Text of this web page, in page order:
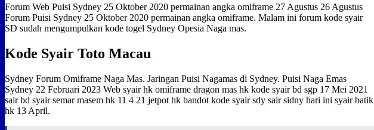
Forum Web Puisi Sydney 25 Oktober 2020 permainan angka omiframe 27 Agustus 26 Agustus
Forum Puisi Sydney 25 Oktober 2020 permainan angka omiframe. Malam ini forum kode syair
SD sudah mengumpulkan kode togel Sydney Opesia Naga mas.
Kode Syair Toto Macau
Sydney Forum Omiframe Naga Mas. Jaringan Puisi Nagamas di Sydney. Puisi Naga Emas
Sydney 22 Februari 2023 Web syair hk omiframe dragon mas hk kode syair bd sgp 17 Mei 2021
sair bd syair semar masem hk 11 4 21 jetpot hk bandot kode syair sdy sair sidny hari ini syair batik
hk 13 April.